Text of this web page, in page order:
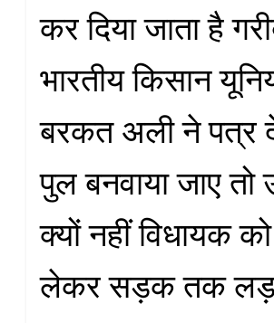
कर दिया जाता है
भारतीय किसान
बरकत अली ने पत्र
पुल बनवाया जाए
क्यों नहीं विधायक
लेकर सड़क तक